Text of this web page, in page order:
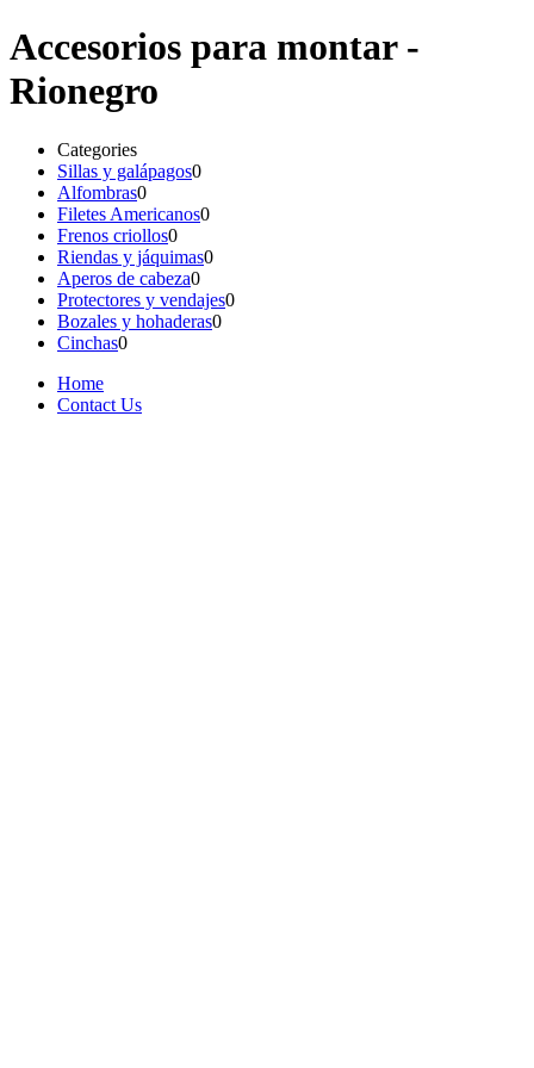
Accesorios para montar -
Rionegro
Categories
Sillas y galápagos0
Alfombras0
Filetes Americanos0
Frenos criollos0
Riendas y jáquimas0
Aperos de cabeza0
Protectores y vendajes0
Bozales y hohaderas0
Cinchas0
Home
Contact Us